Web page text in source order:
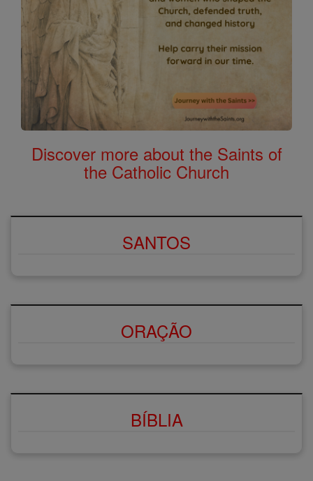
Discover more about the Saints of
the Catholic Church
SANTOS
ORAÇÃO
BÍBLIA